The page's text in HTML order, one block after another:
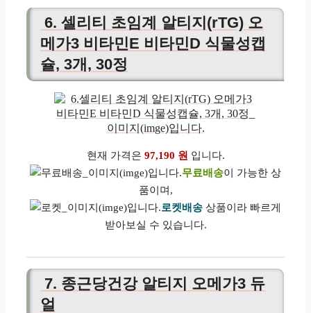
6. 셀리티 초임계 알티지(rTG) 오
메가3 비타민E 비타민D 식물성캡
슐, 3개, 30정
현재 가격은 97,190 원 입니다.
무료배송이 가능한 상
품이며,
로켓배송 상품이라 빠르게
받아보실 수 있습니다.
7. 종근당건강 알티지 오메가3 듀
얼